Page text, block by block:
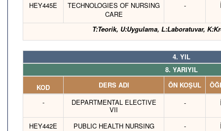
HEY445E
TECHNOLOGIES OF NURSING
CARE
-
T:Teorik, U:Uygulama, L:Laboratuvar,
4. YIL
8. YARIYIL
KOD
DERS ADI ÖN KOŞUL
-
DEPARTMENTAL ELECTIVE
VII
-
HEY442E PUBLIC HEALTH NURSING -